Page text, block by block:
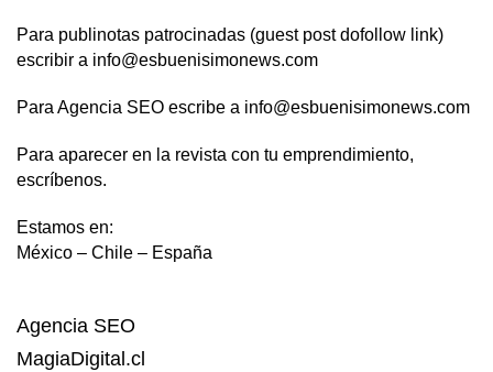
Para publinotas patrocinadas (guest post dofollow link)
escribir a info@esbuenisimonews.com
Para Agencia SEO escribe a info@esbuenisimonews.com
Para aparecer en la revista con tu emprendimiento,
escríbenos.
Estamos en:
México – Chile – España
Agencia SEO
MagiaDigital.cl